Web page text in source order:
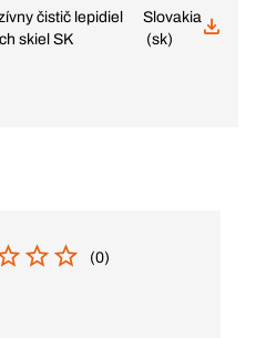
čistič lepidiel
skiel SK
Slovakia
(sk)
(0)